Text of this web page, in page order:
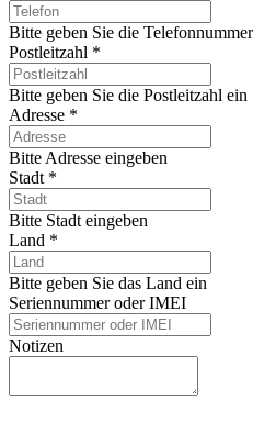
Bitte geben Sie die
Postleitzahl *
Bitte geben Sie die Postleitzahl ein
Adresse *
Bitte Adresse eingeben
Stadt *
Bitte Stadt eingeben
Land *
Bitte geben Sie das Land ein
Seriennummer oder IMEI
Notizen